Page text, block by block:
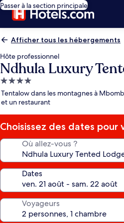
Passer à la section principale
Afficher tous les hébergements
Hôte professionnel
Ndhula Luxury
Hébergement
4.0 étoiles
Tentalow dans les montagnes à
et un restaurant
Choisissez des dates pour
Où allez-vous ?
Dates
Voyageurs